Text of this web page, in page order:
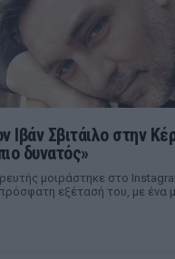
Ιβάν Σβιτάιλο στην
δυνατός»
μοιράστηκε στο
εξέτασή του, με ένα